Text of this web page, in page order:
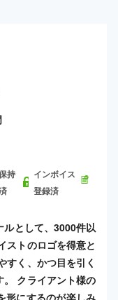
持
インボイス
登録済
として、3000件以
ストのロゴを得意と
すく、かつ目を引く
。 クライアント様の
形にするのが楽しみ